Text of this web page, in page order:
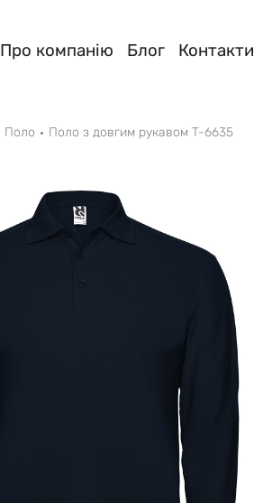
Про компанію Блог Контакти
Поло Поло з довгим рукавом T-6635